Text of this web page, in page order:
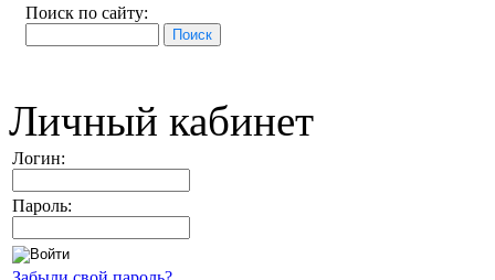
Поиск по сайту:
Личный кабинет
Логин:
Пароль: